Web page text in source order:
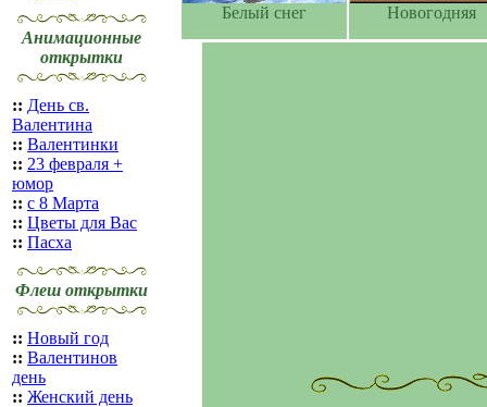
Анимационные
открытки
:: День св.
Валентина
:: Валентинки
:: 23 февраля +
юмор
:: с 8 Марта
:: Цветы для Вас
:: Пасха
Флеш открытки
:: Новый год
:: Валентинов
день
:: Женский день
Белый снег Новогодняя